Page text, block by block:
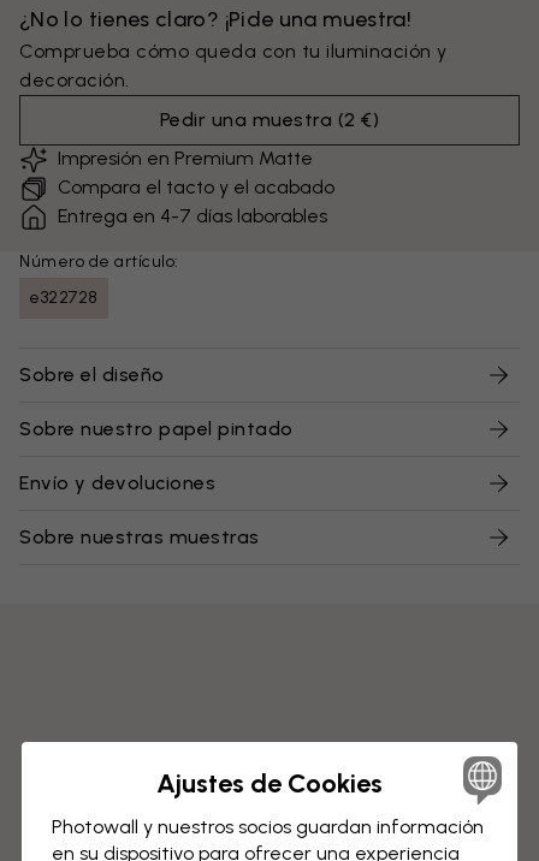
¿No lo tienes claro? ¡Pide una muestra!
Comprueba cómo queda con tu iluminación y
decoración.
Pedir una muestra (2 €)
Impresión en Premium Matte
Compara el tacto y el acabado
Entrega en 4-7 días laborables
Número de artículo:
e322728
Sobre el diseño
Sobre nuestro papel pintado
Envío y devoluciones
Sobre nuestras muestras
Ajustes de Cookies
Photowall y nuestros socios guardan información
en su dispositivo para ofrecer una experiencia